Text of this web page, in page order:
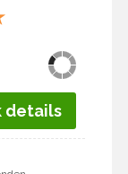
details